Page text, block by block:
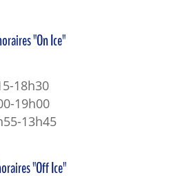
"On Ice"
18h30
19h00
13h45
"Off Ice"